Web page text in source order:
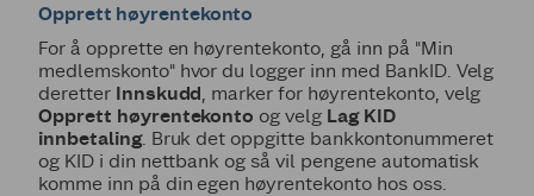
Opprett høyrentekonto
For å opprette en høyrentekonto, gå inn på "Min
medlemskonto" hvor du logger inn med BankID. Velg
deretter Innskudd, marker for høyrentekonto, velg
Opprett høyrentekonto og velg Lag KID
innbetaling. Bruk det oppgitte bankkontonummeret
og KID i din nettbank og så vil pengene automatisk
komme inn på din egen høyrentekonto hos oss.